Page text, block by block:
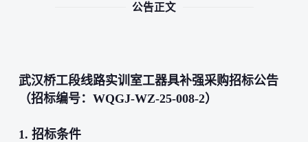
公告正文
武汉桥工段线路实训室工器具补强采购招标公告
（招标编号：WQGJ-WZ-25-008-2）
1. 招标条件